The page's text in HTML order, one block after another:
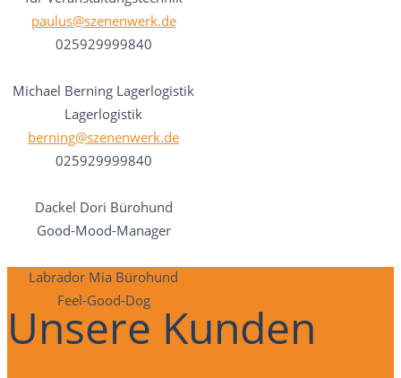
paulus@szenenwerk.de
025929999840
Michael Berning Lagerlogistik
Lagerlogistik
berning@szenenwerk.de
025929999840
Dackel Dori Bürohund
Good-Mood-Manager
Labrador Mia Bürohund
Feel-Good-Dog
Unsere Kunden